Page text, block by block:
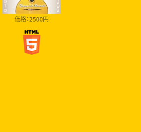
価格：2500円